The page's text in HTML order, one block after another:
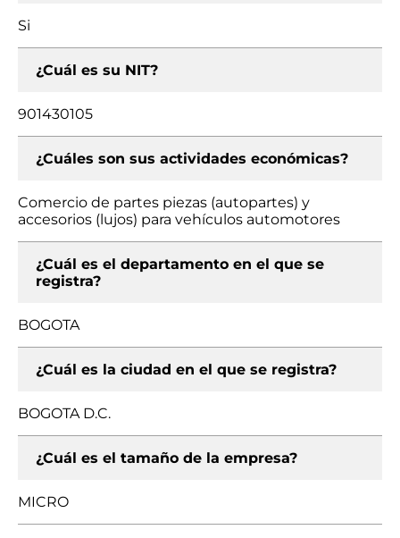
Si
¿Cuál es su NIT?
901430105
¿Cuáles son sus actividades económicas?
Comercio de partes piezas (autopartes) y
accesorios (lujos) para vehículos automotores
¿Cuál es el departamento en el que se
registra?
BOGOTA
¿Cuál es la ciudad en el que se registra?
BOGOTA D.C.
¿Cuál es el tamaño de la empresa?
MICRO